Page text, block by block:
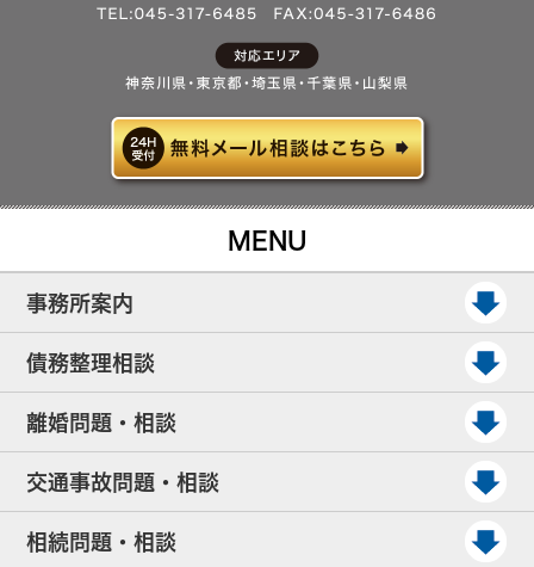
MENU
事務所案内
債務整理相談
離婚問題・相談
交通事故問題・相談
相続問題・相談